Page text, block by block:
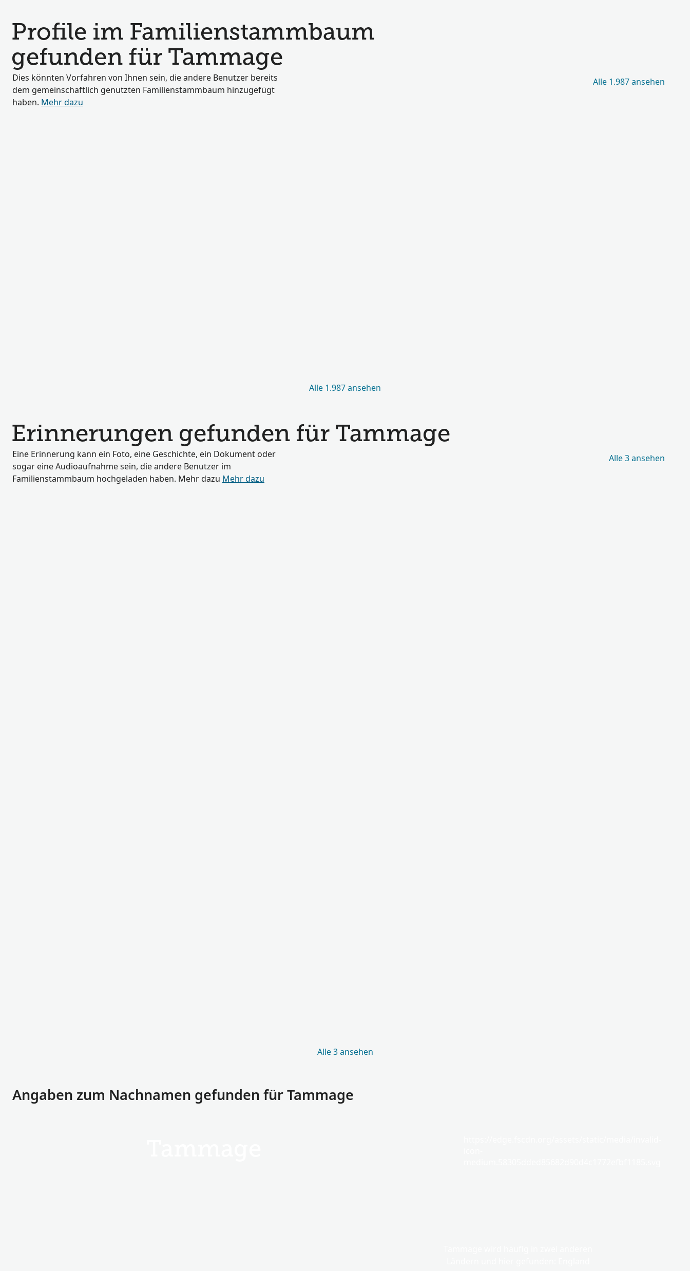
Profile im Familienstammbaum
gefunden für Tammage
Dies könnten Vorfahren von Ihnen sein, die andere Benutzer bereits
dem gemeinschaftlich genutzten Familienstammbaum hinzugefügt
haben. Mehr dazu
Alle 1.987 ansehen
Alle 1.987 ansehen
Erinnerungen gefunden für Tammage
Eine Erinnerung kann ein Foto, eine Geschichte, ein Dokument oder
sogar eine Audioaufnahme sein, die andere Benutzer im
Familienstammbaum hochgeladen haben. Mehr dazu Mehr dazu
Alle 3 ansehen
Alle 3 ansehen
Angaben zum Nachnamen gefunden für Tammage